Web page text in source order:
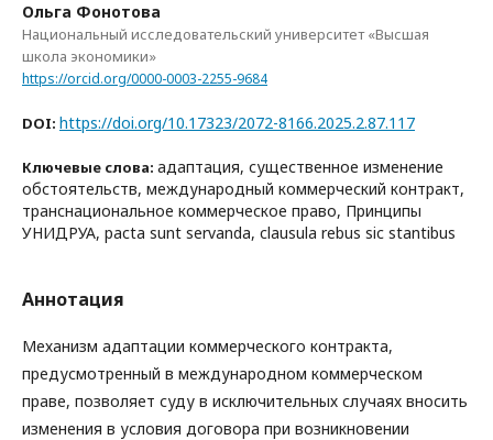
Ольга Фонотова
Национальный исследовательский университет «Высшая
школа экономики»
https://orcid.org/0000-0003-2255-9684
DOI: https://doi.org/10.17323/2072-8166.2025.2.87.117
Ключевые слова: адаптация, существенное изменение
обстоятельств, международный коммерческий контракт,
транснациональное коммерческое право, Принципы
УНИДРУА, pacta sunt servanda, clausula rebus sic stantibus
Аннотация
Механизм адаптации коммерческого контракта,
предусмотренный в международном коммерческом
праве, позволяет суду в исключительных случаях вносить
изменения в условия договора при возникновении